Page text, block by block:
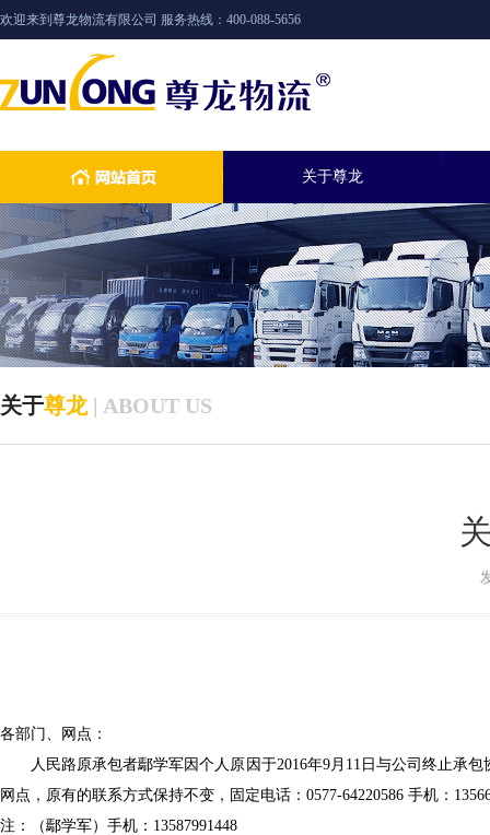
欢迎来到尊龙物流有限公司 服务热线：400-088-5656
关于尊龙
关于尊龙 | ABOUT US
各部门、网点：
人民路原承包者鄢学军因个人原因于2016年9月 11 日与公司终止承包
网点，原有的联系方式保持不变，固定电话： 0577-64220586 手机：
注：（鄢学军）手机： 13587991448